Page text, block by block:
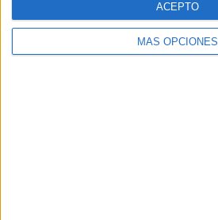
MÁS OPCIONES
ACEPTO